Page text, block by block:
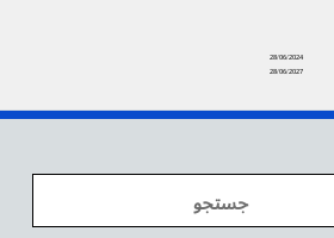
28/06/2024
28/06/2027